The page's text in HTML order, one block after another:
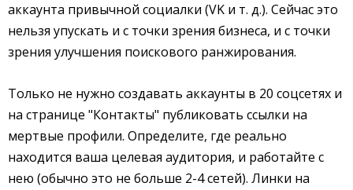
аккаунта привычной социалки (VK и т. д.). Сейчас это
нельзя упускать и с точки зрения бизнеса, и с точки
зрения улучшения поискового ранжирования.
Только не нужно создавать аккаунты в 20 соцсетях и
на странице "Контакты" публиковать ссылки на
мертвые профили. Определите, где реально
находится ваша целевая аудитория, и работайте с
нею (обычно это не больше 2-4 сетей). Линки на